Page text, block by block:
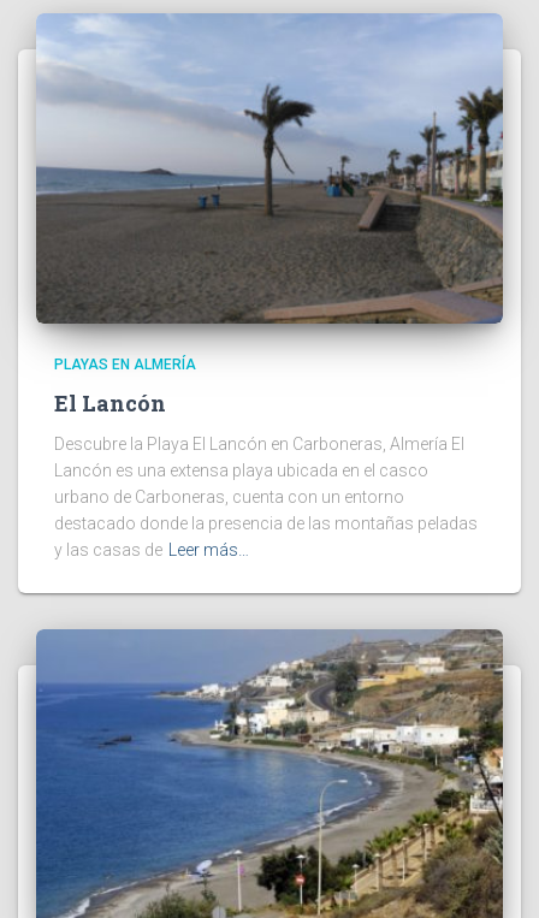
PLAYAS EN ALMERÍA
El Lancón
Descubre la Playa El Lancón en Carboneras, Almería El
Lancón es una extensa playa ubicada en el casco
urbano de Carboneras, cuenta con un entorno
destacado donde la presencia de las montañas peladas
y las casas de Leer más…